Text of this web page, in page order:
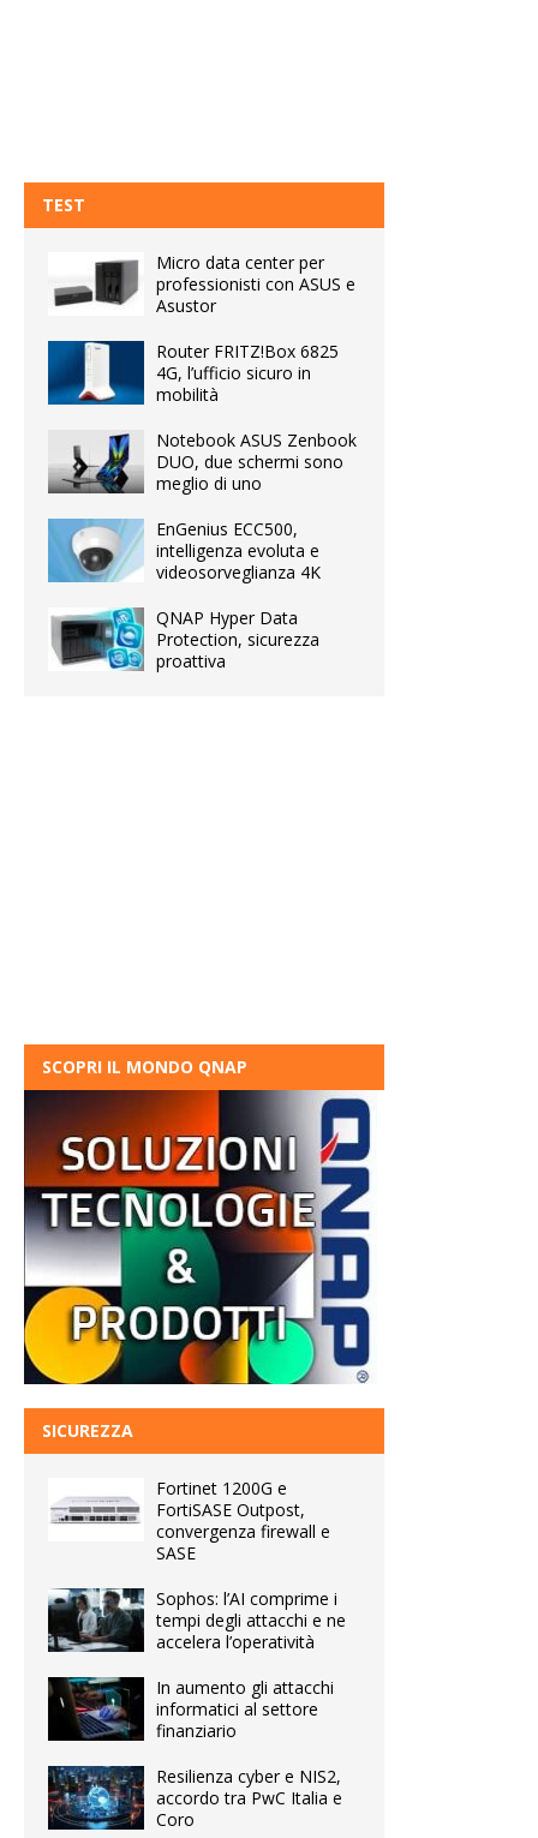
TEST
Micro data center per
professionisti con ASUS e
Asustor
Router FRITZ!Box 6825
4G, l’ufficio sicuro in
mobilità
Notebook ASUS Zenbook
DUO, due schermi sono
meglio di uno
EnGenius ECC500,
intelligenza evoluta e
videosorveglianza 4K
QNAP Hyper Data
Protection, sicurezza
proattiva
SCOPRI IL MONDO QNAP
SICUREZZA
Fortinet 1200G e
FortiSASE Outpost,
convergenza firewall e
SASE
Sophos: l’AI comprime i
tempi degli attacchi e ne
accelera l’operatività
In aumento gli attacchi
informatici al settore
finanziario
Resilienza cyber e NIS2,
accordo tra PwC Italia e
Coro